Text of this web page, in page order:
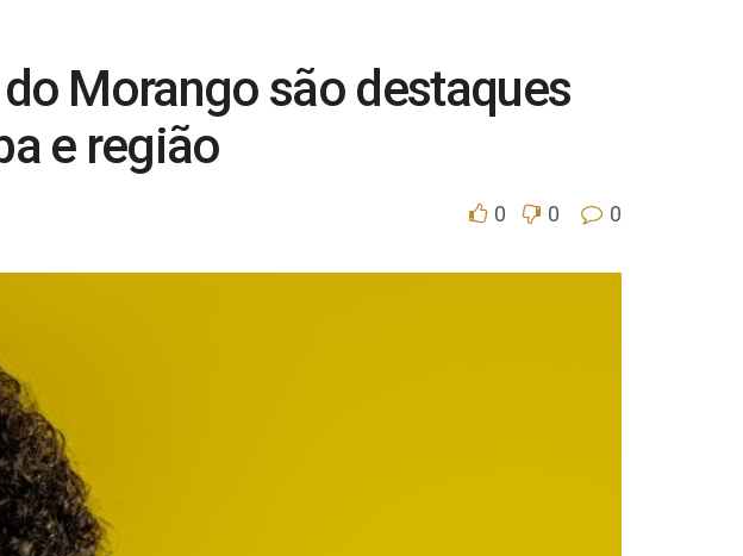
Morango são destaques
e região
0 0 0